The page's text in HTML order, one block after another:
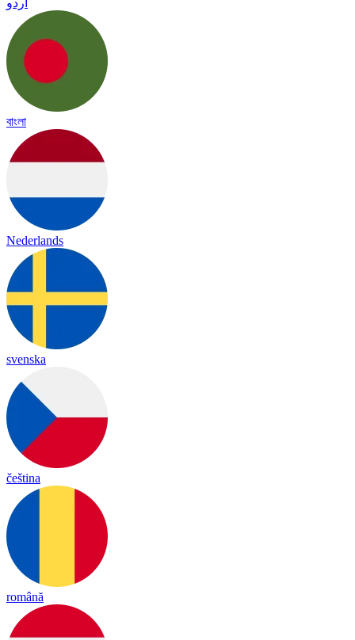
اردو
বাংলা
Nederlands
svenska
čeština
română